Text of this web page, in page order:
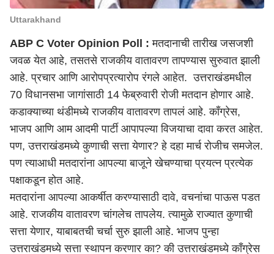
Uttarakhand
ABP C Voter Opinion Poll : मतदानाची तारीख जसजशी
जवळ येत आहे, तसतसे राजकीय वातावरण तापण्यास सुरुवात झाली
आहे. प्रचार आणि आरोपप्रत्यारोप रंगले आहेत. उत्तराखंडमधील
70 विधानसभा जागांसाठी 14 फेब्रुवारी रोजी मतदान होणार आहे.
कडाक्याच्या थंडीमध्ये राजकीय वातावरण तापलं आहे. काँग्रेस,
भाजप आणि आम आदमी पार्टी आपापल्या विजयाचा दावा करत आहेत.
पण, उत्तराखंडमध्ये कुणाची सत्ता येणार? हे दहा मार्च रोजीच समजेल.
पण त्याआधी मतदारांना आपल्या बाजूने खेचण्याचा प्रयत्न प्रत्येक
पक्षाकडून होत आहे.
मतदारांना आपल्या आकर्षीत करण्यासाठी दावे, वचनांचा पाऊस पडत
आहे. राजकीय वातावरण चांगलेच तापलेय. त्यामुळे राज्यात कुणाची
सत्ता येणार, याबाबतची चर्चा सुरु झाली आहे. भाजप पुन्हा
उत्तराखंडमध्ये सत्ता स्थापन करणार का? की उत्तराखंडमध्ये काँग्रेस